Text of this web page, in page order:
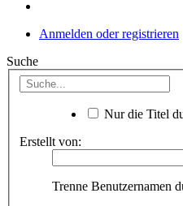
Anmelden oder registrieren
Suche
Nur die Titel
Erstellt von:
Trenne Benutzernamen